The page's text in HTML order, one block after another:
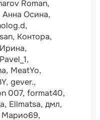
Roman
Анна Осина
Контора
Pavel_1
MeatYo
gever.
007 format40
Ellmatsa дмл
Марио69